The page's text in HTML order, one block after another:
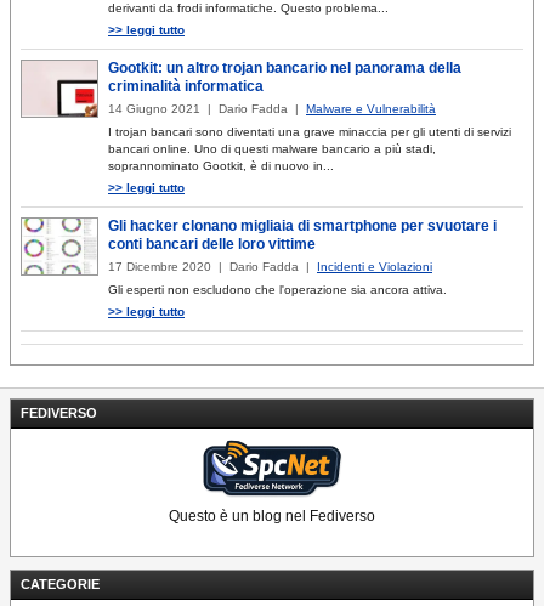
FEDIVERSO
Questo è un blog nel Fediverso
CATEGORIE
derivanti da frodi informatiche. Questo problema...
>> leggi tutto
Gootkit: un altro trojan bancario nel panorama della
criminalità informatica
14 Giugno 2021 | Dario Fadda | Malware e Vulnerabilità
I trojan bancari sono diventati una grave minaccia per gli utenti di servizi
bancari online. Uno di questi malware bancario a più stadi,
soprannominato Gootkit, è di nuovo in...
>> leggi tutto
Gli hacker clonano migliaia di smartphone per svuotare i
conti bancari delle loro vittime
17 Dicembre 2020 | Dario Fadda | Incidenti e Violazioni
Gli esperti non escludono che l'operazione sia ancora attiva.
>> leggi tutto